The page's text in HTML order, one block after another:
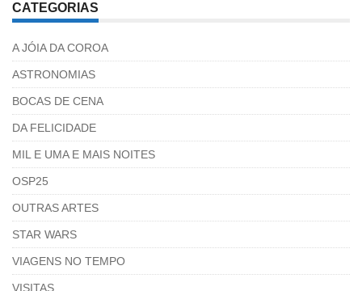
CATEGORIAS
A JÓIA DA COROA
ASTRONOMIAS
BOCAS DE CENA
DA FELICIDADE
MIL E UMA E MAIS NOITES
OSP25
OUTRAS ARTES
STAR WARS
VIAGENS NO TEMPO
VISITAS